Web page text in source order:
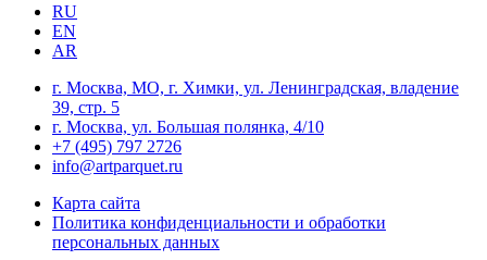
RU
EN
AR
г. Москва, МО, г. Химки, ул. Ленинградская, владение
39, стр. 5
г. Москва, ул. Большая полянка, 4/10
+7 (495) 797 2726
info@artparquet.ru
Карта сайта
Политика конфиденциальности и обработки
персональных данных